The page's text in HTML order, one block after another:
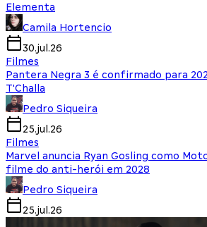
Elementa
Camila Hortencio
30.jul.26
Filmes
Pantera Negra 3 é confirmado para
T'Challa
Pedro Siqueira
25.jul.26
Filmes
Marvel anuncia Ryan Gosling como
filme do anti-herói em 2028
Pedro Siqueira
25.jul.26